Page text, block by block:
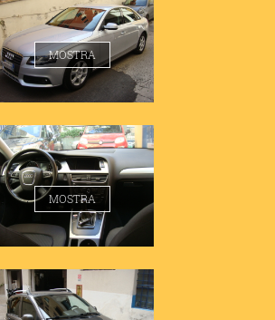
AUDI A4 1.8 BERLINA
MOSTRA
AUDI A4 1.8 BERLINA
MOSTRA
PANDA 1.2 EMOTION